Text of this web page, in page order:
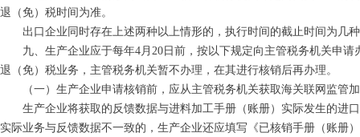
退（免）税时间为准。
出口企业同时存在上述两种以上情形的，执行时间的截止时间为几
九、生产企业应于每年4月20日前，按以下规定向主管税务机关申请
退（免）税业务，主管税务机关暂不办理，在其进行核销后再办理。
（一）生产企业申请核销前，应从主管税务机关获取海关联网监管加
生产企业将获取的反馈数据与进料加工手册（账册）实际发生的进口
实际业务与反馈数据不一致的，生产企业还应填写《已核销手册（账册